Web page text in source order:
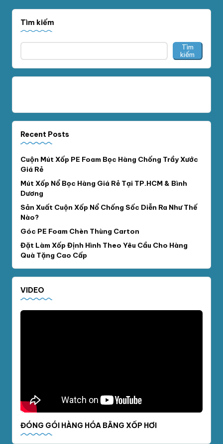
Tìm kiếm
Tìm
kiếm
Recent Posts
Cuộn Mút Xốp PE Foam Bọc Hàng Chống Trầy Xước
Giá Rẻ
Mút Xốp Nổ Bọc Hàng Giá Rẻ Tại TP.HCM & Bình
Dương
Sản Xuất Cuộn Xốp Nổ Chống Sốc Diễn Ra Như Thế
Nào?
Góc PE Foam Chèn Thùng Carton
Đặt Làm Xốp Định Hình Theo Yêu Cầu Cho Hàng
Quà Tặng Cao Cấp
VIDEO
ĐÓNG GÓI HÀNG HÓA BẰNG XỐP HƠI